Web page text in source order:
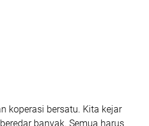
koperasi bersatu. Kita kejar
banyak. Semua harus